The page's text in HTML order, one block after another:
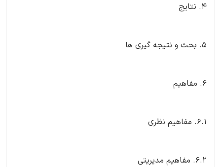
4. نتایج
5. بحث و نتیجه گیری ها
6. مفاهیم
6.1. مفاهیم نظری
6.2. مفاهیم مدیریتی